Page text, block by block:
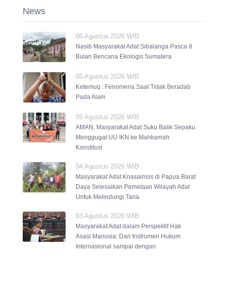
News
06 Agustus 2026 WIB
Nasib Masyarakat Adat Sibalanga Pasca 8
Bulan Bencana Ekologis Sumatera
05 Agustus 2026 WIB
Ketemuq : Fenomena Saat Tidak Beradab
Pada Alam
05 Agustus 2026 WIB
AMAN, Masyarakat Adat Suku Balik Sepaku
Menggugat UU IKN ke Mahkamah
Konstitusi
04 Agustus 2026 WIB
Masyarakat Adat Knasaimos di Papua Barat
Daya Selesaikan Pemetaan Wilayah Adat
Untuk Melindungi Tana
03 Agustus 2026 WIB
Masyarakat Adat dalam Perspektif Hak
Asasi Manusia: Dari Instrumen Hukum
Internasional sampai dengan